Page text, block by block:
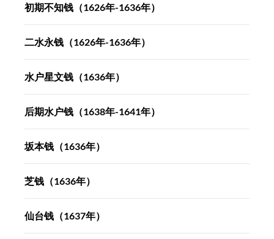
初期不知钱（1626年-1636年）
二水永钱（1626年-1636年）
水户星文钱（1636年）
后期水户钱（1638年-1641年）
坂本钱（1636年）
芝钱（1636年）
仙台钱（1637年）